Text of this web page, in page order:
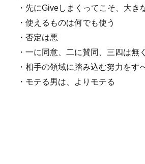
・先にGiveしまくってこそ、大き
・使えるものは何でも使う
・否定は悪
・一に同意、二に賛同、三四は無
・相手の領域に踏み込む努力をす
・モテる男は、よりモテる